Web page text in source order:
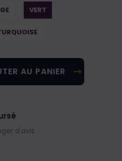
VERT
AU PANIER
d'avis